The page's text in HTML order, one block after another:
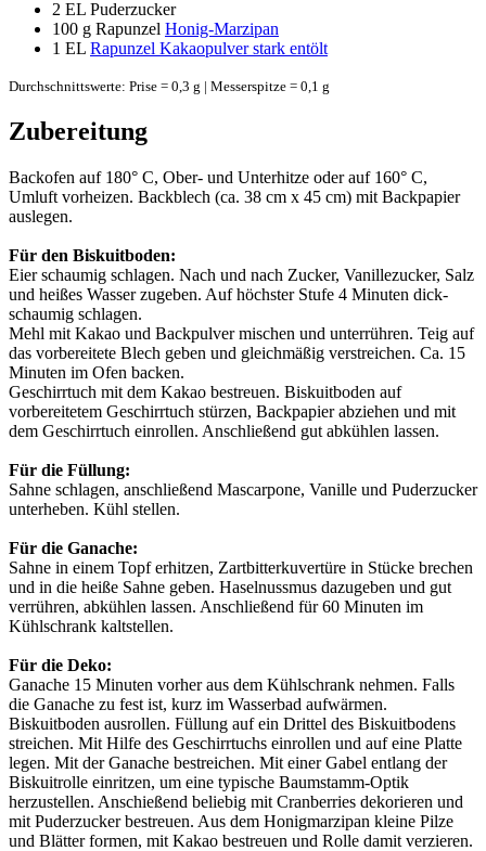
2 EL Puderzucker
100 g Rapunzel Honig-Marzipan
1 EL Rapunzel Kakaopulver stark entölt
Durchschnittswerte: Prise = 0,3 g | Messerspitze = 0,1 g
Zubereitung
Backofen auf 180° C, Ober- und Unterhitze oder auf 160° C,
Umluft vorheizen. Backblech (ca. 38 cm x 45 cm) mit Backpapier
auslegen.
Für den Biskuitboden:
Eier schaumig schlagen. Nach und nach Zucker, Vanillezucker, Salz
und heißes Wasser zugeben. Auf höchster Stufe 4 Minuten dick-
schaumig schlagen.
Mehl mit Kakao und Backpulver mischen und unterrühren. Teig auf
das vorbereitete Blech geben und gleichmäßig verstreichen. Ca. 15
Minuten im Ofen backen.
Geschirrtuch mit dem Kakao bestreuen. Biskuitboden auf
vorbereitetem Geschirrtuch stürzen, Backpapier abziehen und mit
dem Geschirrtuch einrollen. Anschließend gut abkühlen lassen.
Für die Füllung:
Sahne schlagen, anschließend Mascarpone, Vanille und Puderzucker
unterheben. Kühl stellen.
Für die Ganache:
Sahne in einem Topf erhitzen, Zartbitterkuvertüre in Stücke brechen
und in die heiße Sahne geben. Haselnussmus dazugeben und gut
verrühren, abkühlen lassen. Anschließend für 60 Minuten im
Kühlschrank kaltstellen.
Für die Deko:
Ganache 15 Minuten vorher aus dem Kühlschrank nehmen. Falls
die Ganache zu fest ist, kurz im Wasserbad aufwärmen.
Biskuitboden ausrollen. Füllung auf ein Drittel des Biskuitbodens
streichen. Mit Hilfe des Geschirrtuchs einrollen und auf eine Platte
legen. Mit der Ganache bestreichen. Mit einer Gabel entlang der
Biskuitrolle einritzen, um eine typische Baumstamm-Optik
herzustellen. Anschießend beliebig mit Cranberries dekorieren und
mit Puderzucker bestreuen. Aus dem Honigmarzipan kleine Pilze
und Blätter formen, mit Kakao bestreuen und Rolle damit verzieren.